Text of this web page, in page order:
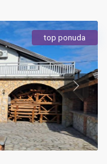
top ponuda